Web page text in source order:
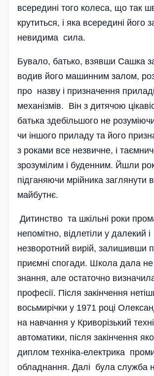
всередині того колеса, що так
крутиться, і яка всередині його
невидима сила.
Бувало, батько, взявши Сашка
водив його машинним залом,
про назву і призначення
механізмів. Він з дитячою
батька здебільшого не
чи іншого приладу та його
з роками все незвичне, і
зрозумілим і буденним. Йшли
підганяючи мрійника заглянути в
майбутнє.
Дитинство та шкільні роки
непомітно, відлетіли у далекий і
незворотний вирій, залишивши
приємні спогади. Школа дала не
знання, але остаточно
професії. Після закінчення
восьмирічки у 1971 році
на навчання у Криворізький
автоматики, після закінчення
диплом техніка-електрика
обладнання. Далі була служба